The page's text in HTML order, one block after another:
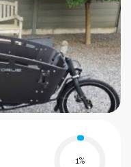
1%